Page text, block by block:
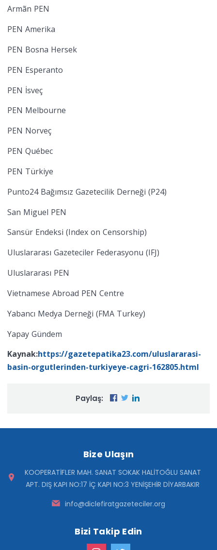
Armãn PEN
PEN Amerika
PEN Bosna Hersek
PEN Esperanto
PEN İsveç
PEN Melbourne
PEN Norveç
PEN Québec
PEN Türkiye
Punto24 Bağımsız Gazetecilik Derneği (P24)
San Miguel PEN
Sansür Endeksi (Index on Censorship)
Uluslararası Gazeteciler Federasyonu (IFJ)
Uluslararası PEN
Vietnamese Abroad PEN Centre
Yabancı Medya Derneği (FMA Turkey)
Yapay Gündem
Kaynak:https://gazetepatika23.com/uluslararasi-
basin-orgutlerinden-turkiyeye-cagri-162805.html
Paylaş:
Bize Ulaşın
KOOPERATİFLER MAH. SANAT SOKAK HALİTOĞLU SANAT
APT. DIŞ KAPI NO:17 İÇ KAPI NO:3 YENİŞEHİR DİYARBAKIR
info@diclefiratgazeteciler.org
Bizi Takip Edin